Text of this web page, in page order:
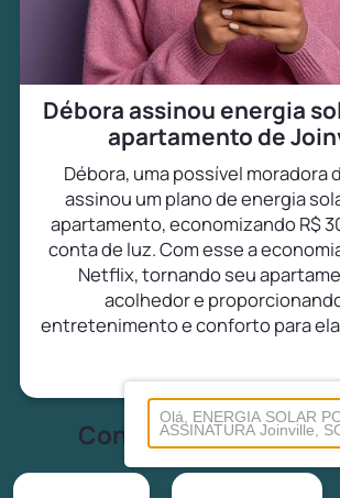
Débora assinou energia
apartamento de
Débora, uma possível moradora
assinou um plano de energia
apartamento, economizando R$
conta de luz. Com esse a
Netflix, tornando seu
acolhedor e
entretenimento e conforto para ela
Conheça tudo sobre